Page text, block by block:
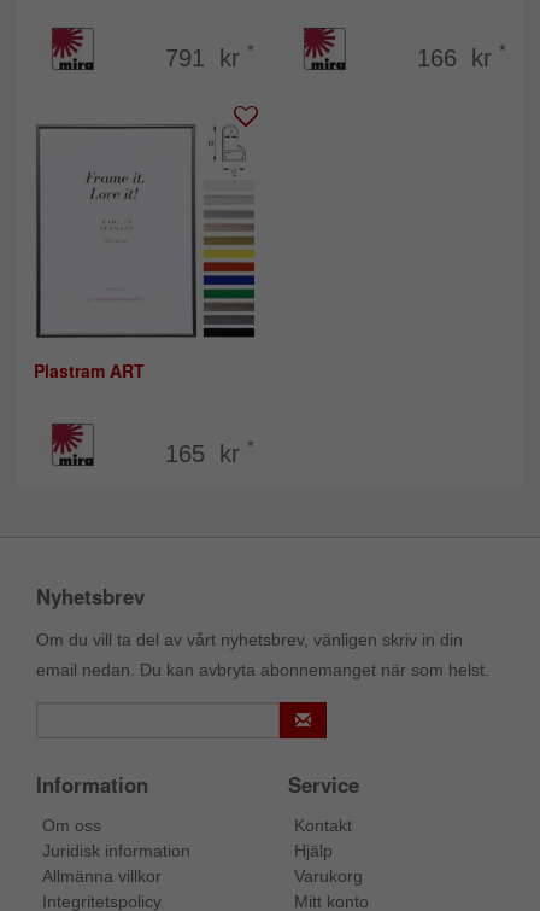
791 kr * 166 kr *
Plastram ART
165 kr *
Nyhetsbrev
Om du vill ta del av vårt nyhetsbrev, vänligen skriv in din
email nedan. Du kan avbryta abonnemanget när som helst.
Information
Om oss
Juridisk information
Allmänna villkor
Integritetspolicy
Service
Kontakt
Hjälp
Varukorg
Mitt konto